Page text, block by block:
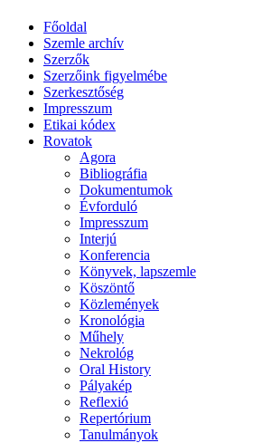
Főoldal
Szemle archív
Szerzők
Szerzőink figyelmébe
Szerkesztőség
Impresszum
Etikai kódex
Rovatok
Agora
Bibliográfia
Dokumentumok
Évforduló
Impresszum
Interjú
Konferencia
Könyvek, lapszemle
Köszöntő
Közlemények
Kronológia
Műhely
Nekrológ
Oral History
Pályakép
Reflexió
Repertórium
Tanulmányok